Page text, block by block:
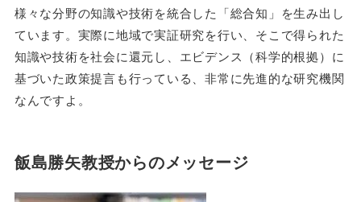
様々な分野の知識や技術を統合した「総合知」を生み出し
ています。実際に地域で実証研究を行い、そこで得られた
知識や技術を社会に還元し、エビデンス（科学的根拠）に
基づいた政策提言も行っている、非常に先進的な研究機関
なんですよ。
飯島勝矢教授からのメッセージ